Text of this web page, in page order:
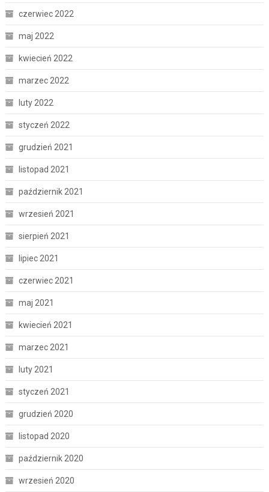
czerwiec 2022
maj 2022
kwiecień 2022
marzec 2022
luty 2022
styczeń 2022
grudzień 2021
listopad 2021
październik 2021
wrzesień 2021
sierpień 2021
lipiec 2021
czerwiec 2021
maj 2021
kwiecień 2021
marzec 2021
luty 2021
styczeń 2021
grudzień 2020
listopad 2020
październik 2020
wrzesień 2020